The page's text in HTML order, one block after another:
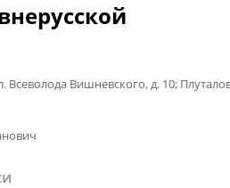
Всеволода Вишневского, д. 10;